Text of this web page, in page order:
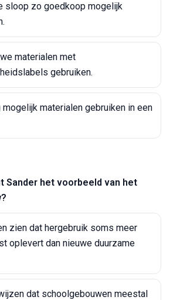
sloop zo goedkoop mogelijk
materialen met
gebruiken.
materialen gebruiken in een
Sander het voorbeeld van het
zien dat hergebruik soms meer
oplevert dan nieuwe duurzame
dat schoolgebouwen meestal